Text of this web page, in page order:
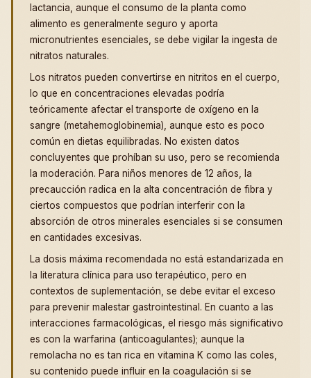
lactancia, aunque el consumo de la planta como
alimento es generalmente seguro y aporta
micronutrientes esenciales, se debe vigilar la ingesta de
nitratos naturales.
Los nitratos pueden convertirse en nitritos en el cuerpo,
lo que en concentraciones elevadas podría
teóricamente afectar el transporte de oxígeno en la
sangre (metahemoglobinemia), aunque esto es poco
común en dietas equilibradas. No existen datos
concluyentes que prohíban su uso, pero se recomienda
la moderación. Para niños menores de 12 años, la
precaucción radica en la alta concentración de fibra y
ciertos compuestos que podrían interferir con la
absorción de otros minerales esenciales si se consumen
en cantidades excesivas.
La dosis máxima recomendada no está estandarizada en
la literatura clínica para uso terapéutico, pero en
contextos de suplementación, se debe evitar el exceso
para prevenir malestar gastrointestinal. En cuanto a las
interacciones farmacológicas, el riesgo más significativo
es con la warfarina (anticoagulantes); aunque la
remolacha no es tan rica en vitamina K como las coles,
su contenido puede influir en la coagulación si se